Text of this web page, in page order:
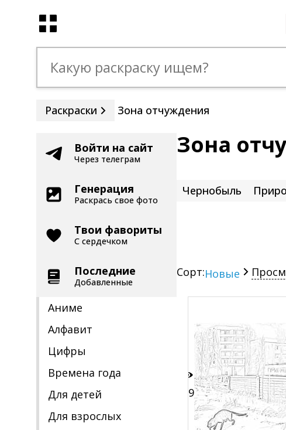
Раскраски Зона отчуждения
Войти на сайт
Через телеграм
Генерация
Раскрась свое фото
Твои фавориты
С сердечком
Последние
Добавленные
Аниме
Алфавит
Цифры
Времена года
Для детей
Для взрослых
Зона
Чернобыль
Сорт:Новые
69